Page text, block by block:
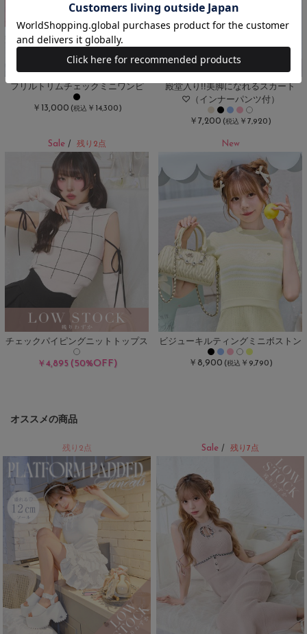
フリルトリムチェックミニワンピ
￥13,000 (税込 ￥14,300)
殿堂入り!!美脚になれるスカート
♡（インナーパンツ付）
￥7,200 (税込 ￥7,920)
Sale/ 残り2点
チェックパイピングニットトップス
￥4,895 (50%OFF)
New
ビジューキルティングミニボストン
￥8,900 (税込 ￥9,790)
オススメの商品
残り2点 Sale / 残り7点